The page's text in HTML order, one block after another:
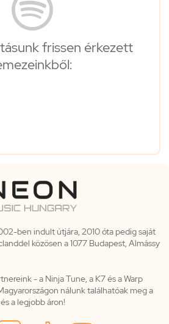
frissen érkezett
ben indult útjára, 2010 óta pedig saját
közösen a 1077 Budapest, Almássy
- a Ninja Tune, a K7 és a Warp
nálunk találhatóak meg a
a legjobb áron!